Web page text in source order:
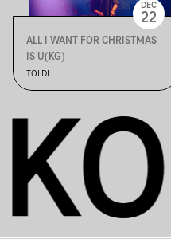
ALL I WANT FOR CHRISTMAS
IS U(KG)
TOLDI
DEC
22